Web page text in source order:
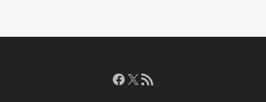
Facebook
X RSS feed